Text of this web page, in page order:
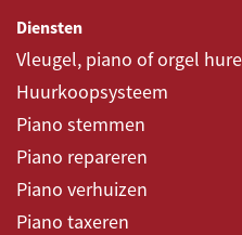
Diensten
Vleugel, piano of orgel
Huurkoopsysteem
Piano stemmen
Piano repareren
Piano verhuizen
Piano taxeren